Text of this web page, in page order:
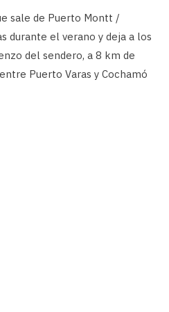
sale de Puerto Montt /
durante el verano y deja a los
del sendero, a 8 km de
Puerto Varas y Cochamó